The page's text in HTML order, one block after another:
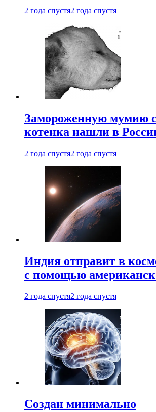
2 года спустя2 года спустя
Замороженную мумию
котенка нашли в
2 года спустя2 года спустя
Индия отправит в
с помощью
2 года спустя2 года спустя
Создан минимально